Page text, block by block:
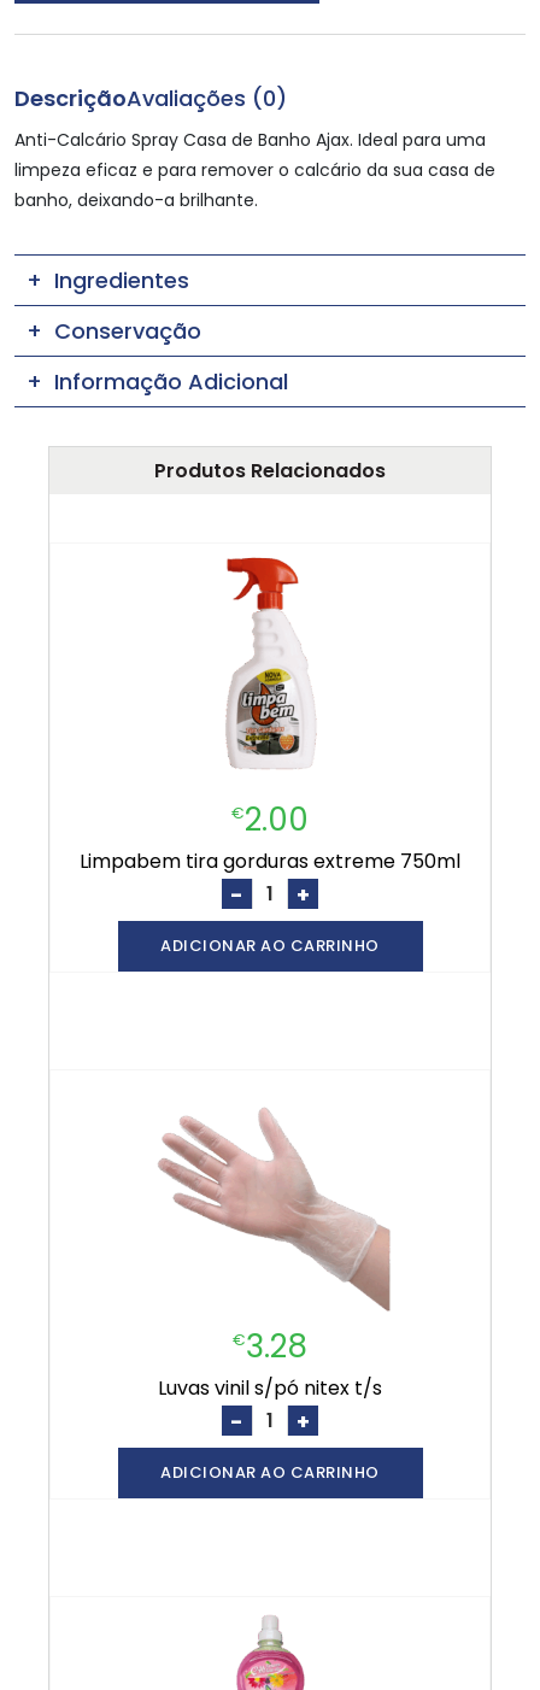
DescriçãoAvaliações (0)
Anti-Calcário Spray Casa de Banho Ajax. Ideal para uma
limpeza eficaz e para remover o calcário da sua casa de
banho, deixando-a brilhante.
Ingredientes
Conservação
Informação Adicional
Produtos Relacionados
€2.00
limpabem tira gorduras extreme 750ml
- +
ADICIONAR AO CARRINHO
€3.28
luvas vinil s/pó nitex t/s
- +
ADICIONAR AO CARRINHO